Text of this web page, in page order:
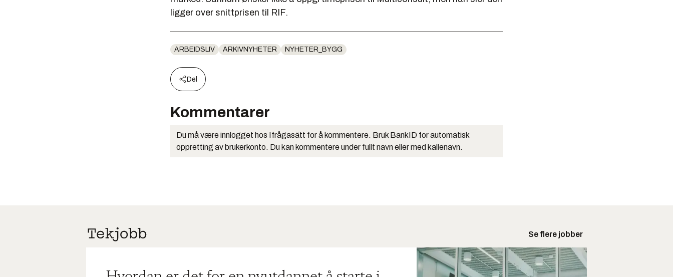
ligger over snittprisen til RIF.
ARBEIDSLIV ARKIVNYHETER NYHETER_BYGG
Del
Kommentarer
Du må være innlogget hos Ifrågasätt for å kommentere. Bruk BankID for automatisk
oppretting av brukerkonto. Du kan kommentere under fullt navn eller med kallenavn.
Se flere jobber